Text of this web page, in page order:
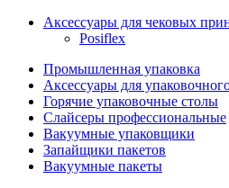
Аксессуары для чековых
Posiflex
Промышленная упаковка
Аксессуары для
Горячие упаковочные столы
Слайсеры профессиональные
Вакуумные упаковщики
Запайщики пакетов
Вакуумные пакеты